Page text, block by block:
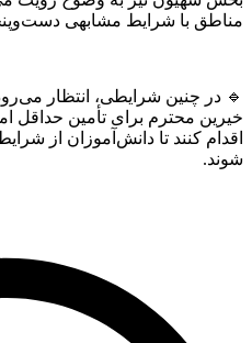
با شرایط مشابهی دست‌وپنجه
چنین شرایطی، انتظار می‌رود
محترم برای تأمین حداقل
کنند تا دانش‌آموزان از شرایط